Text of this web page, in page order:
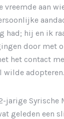
vreemde aan
had; hij en ik
door met
het contact
wilde adopteren.
jarige Syrische
geleden een